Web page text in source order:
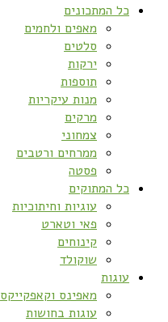
כל המתכונים
מאפים ולחמים
סלטים
ירקות
תוספות
מנות עיקריות
מרקים
צמחוני
ממרחים ורטבים
פסטה
כל המתוקים
עוגיות וחיתוכיות
פאי וטארט
קינוחים
שוקולד
עוגות
מאפינס וקאפקייקס
עוגות בחושות